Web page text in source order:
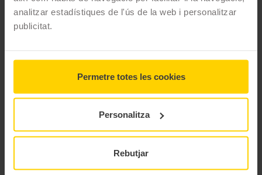
analitzar estadístiques de l'ús de la web i personalitzar
publicitat.
Permetre totes les cookies
Personalitza
Rebutjar
Model
EUROALL SEASON AS210
Mesures
Si
3PMSF
Si
Tipus antipunxades